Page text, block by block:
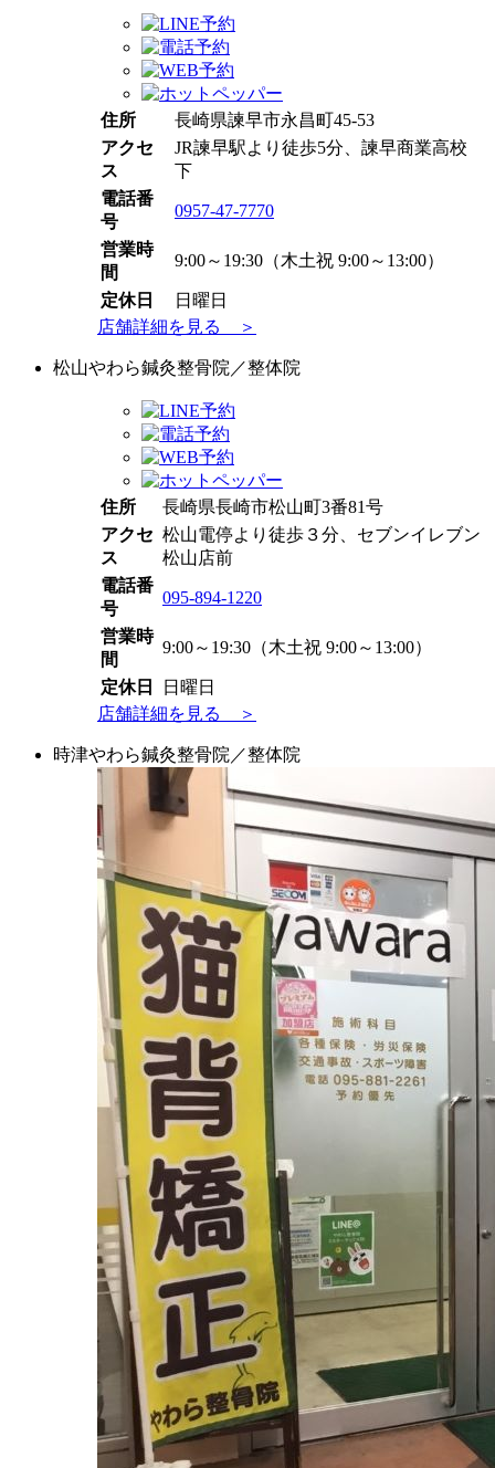
住所
長崎県諫早市永昌町45-53
アクセ
ス
JR諫早駅より徒歩5分、諫早商業高校
下
電話番
号
0957-47-7770
営業時
間
9:00～19:30（木土祝 9:00～13:00）
定休日
日曜日
店舗詳細を見る ＞
松山やわら鍼灸整骨院／整体院
住所
長崎県長崎市松山町3番81号
アクセ
ス
松山電停より徒歩３分、セブンイレブン
松山店前
電話番
号
095-894-1220
営業時
間
9:00～19:30（木土祝 9:00～13:00）
定休日
日曜日
店舗詳細を見る ＞
時津やわら鍼灸整骨院／整体院